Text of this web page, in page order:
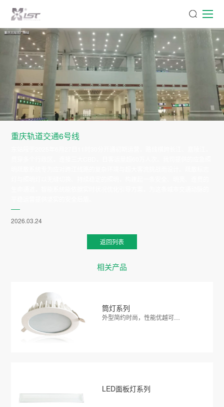
重庆轨道交通6号线
2026.03.24
返回列表
相关产品
筒灯系列
外型简约时尚，性能优越可…
LED面板灯系列